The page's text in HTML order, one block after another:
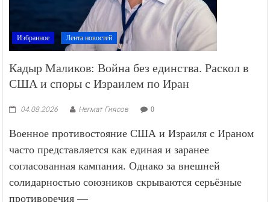
Избранное Лента новостей
Кадыр Маликов: Война без единства. Раскол в
США и споры с Израилем по Иран
04.08.2026 Негмат Гиясов 0
Военное противостояние США и Израиля с Ираном
часто представляется как единая и заранее
согласованная кампания. Однако за внешней
солидарностью союзников скрываются серьёзные
противоречия —